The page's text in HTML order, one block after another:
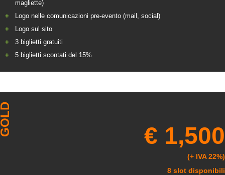
magliette)
Logo nelle comunicazioni pre-evento (mail, social)
Logo sul sito
3 biglietti gratuiti
5 biglietti scontati del 15%
€ 1,500
(+ IVA 22%)
8 slot disponibili